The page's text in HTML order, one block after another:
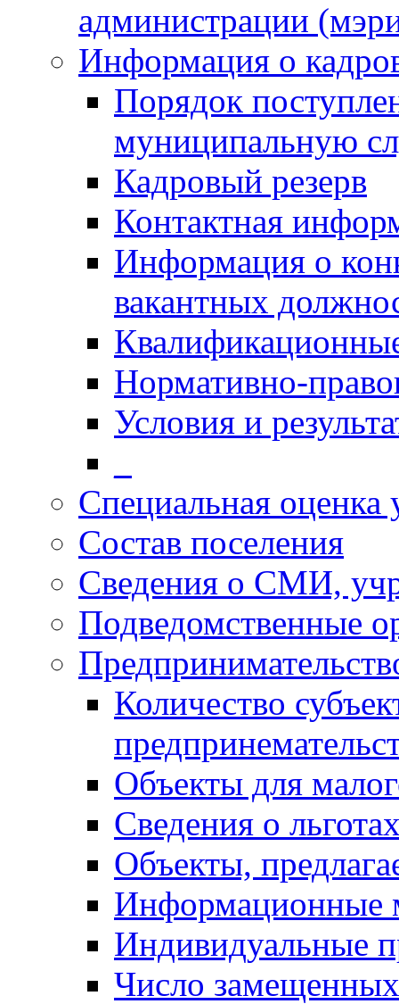
администрации
Информация о
Порядок
муниципальную
Кадровый резерв
Контактная
Информация о
вакантных
Нормативно-
Условия и
Специальная оценка
Состав поселения
Сведения о СМИ,
Подведомственные
Количество
Объекты для
Сведения о
Объекты,
Информационные
Индивидуальные
Число